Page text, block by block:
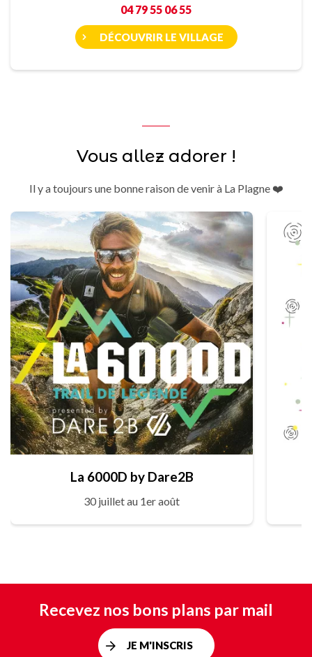
04 79 55 06 55
DÉCOUVRIR LE VILLAGE
Vous allez adorer !
Il y a toujours une bonne raison de venir à La Plagne ❤️
La 6000D by Dare2B
30 juillet au 1er août
Recevez nos bons plans par mail
JE M'INSCRIS